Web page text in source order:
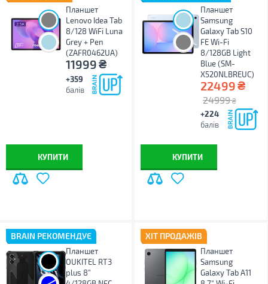
Планшет
Lenovo Idea Tab
8/128 WiFi Luna
Grey + Pen
(ZAFR0462UA)
11999₴
+359
балів
КУПИТИ
Планшет
Samsung
Galaxy Tab S10
FE Wi-Fi
8/128GB Light
Blue (SM-
X520NLBREUC)
22499₴
24999 ₴
+224
балів
КУПИТИ
BRAIN РЕКОМЕНДУЄ
Планшет
OUKITEL RT3
plus 8"
ХІТ ПРОДАЖІВ
Планшет
Samsung
Galaxy Tab A11